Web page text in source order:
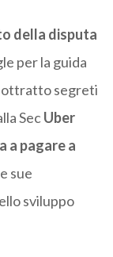
della disputa
per la guida
segreti
SecUber
a pagare a
sue
sviluppo